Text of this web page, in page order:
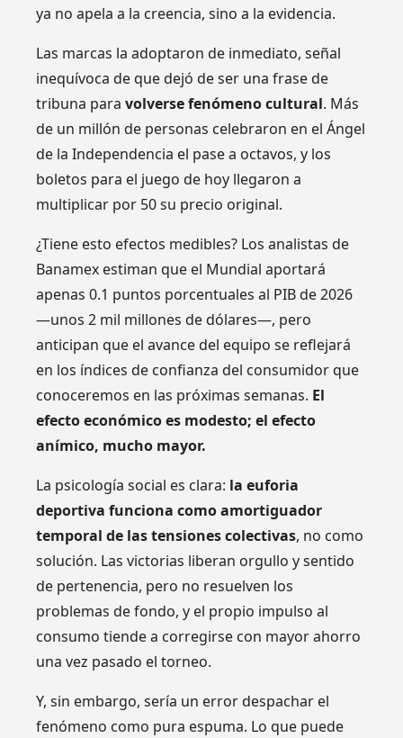
ya no apela a la creencia, sino a la evidencia.
Las marcas la adoptaron de inmediato, señal
inequívoca de que dejó de ser una frase de
tribuna paravolverse fenómeno cultural. Más
de un millón de personas celebraron en el Ángel
de la Independencia el pase a octavos, y los
boletos para el juego de hoy llegaron a
multiplicar por 50 su precio original.
¿Tiene esto efectos medibles? Los analistas de
Banamex estiman que el Mundial aportará
apenas 0.1 puntos porcentuales al PIB de 2026
—unos 2 mil millones de dólares—, pero
anticipan que el avance del equipo se reflejará
en los índices de confianza del consumidor que
conoceremos en las próximas semanas. El
efecto económico es modesto; el efecto
anímico, mucho mayor.
La psicología social es clara: la euforia
deportiva funciona como amortiguador
temporal de las tensiones colectivas, no como
solución. Las victorias liberan orgullo y sentido
de pertenencia, pero no resuelven los
problemas de fondo, y el propio impulso al
consumo tiende a corregirse con mayor ahorro
una vez pasado el torneo.
Y, sin embargo, sería un error despachar el
fenómeno como pura espuma. Lo que puede